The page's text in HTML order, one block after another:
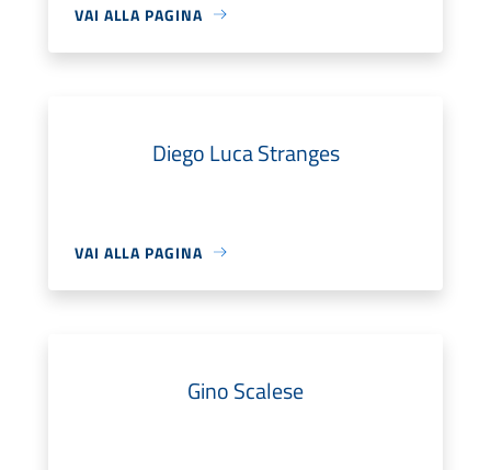
VAI ALLA PAGINA
Diego Luca Stranges
VAI ALLA PAGINA
Gino Scalese